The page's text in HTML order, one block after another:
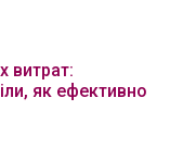
витрат:
як ефективно